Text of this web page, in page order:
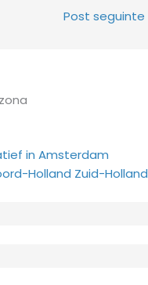
Post seguinte
in Amsterdam
Holland Zuid-Holland